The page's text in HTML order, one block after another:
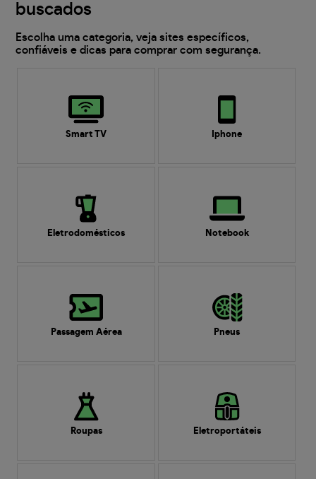
buscados
Escolha uma categoria, veja sites específicos,
confiáveis e dicas para comprar com segurança.
Smart TV Iphone
Eletrodomésticos Notebook
Passagem Aérea Pneus
Roupas Eletroportáteis